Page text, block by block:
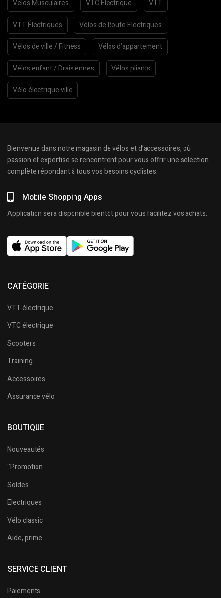
Velos Musculaires VTC Electrique VTT
VTT Électriques Vélos de Route Electriques
Vélos de ville / Fitness Vélos d’appartement
Vélos enfant / Draisiennes Vélos pliants
Vélo électrique ville
Bienvenue dans notre magasin de vélos et d’accessoires, où
passion et expertise se rencontrent pour vous offrir une sélection
complète répondant à tous vos besoins cyclistes.
Mobile Shopping Apps
Application sera disponible bientôt pour vous facilitez vos achats.
CATÉGORIE
VTT électrique
VTC électrique
Scooters
Training
Accessoires
Assurance vélo
BOUTIQUE
Nouveautés
¨Promotion
Soldes
Electriques
Vélo classic
Aide, prime
SERVICE CLIENT
Paiements